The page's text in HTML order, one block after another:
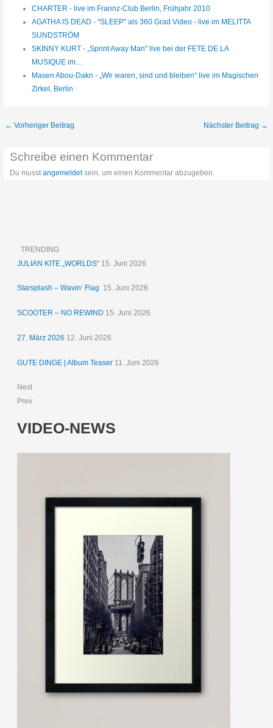
CHARTER - live im Frannz-Club Berlin, Frühjahr 2010
AGATHA IS DEAD - "SLEEP" als 360 Grad Video - live im MELITTA
SUNDSTRÖM
SKINNY KURT - „Sprint Away Man" live bei der FETE DE LA
MUSIQUE im…
Masen Abou-Dakn - „Wir waren, sind und bleiben“ live im Magischen
Zirkel, Berlin
← Vorheriger Beitrag Nächster Beitrag →
Schreibe einen Kommentar
Du musstangemeldetsein, um einen Kommentar abzugeben.
TRENDING
JULIAN KITE „WORLDS“ 15. Juni 2026
Starsplash – Wavin‘ Flag 15. Juni 2026
SCOOTER – NO REWIND 15. Juni 2026
27. März 2026 12. Juni 2026
GUTE DINGE | Album Teaser 11. Juni 2026
Next
Prev
VIDEO-NEWS